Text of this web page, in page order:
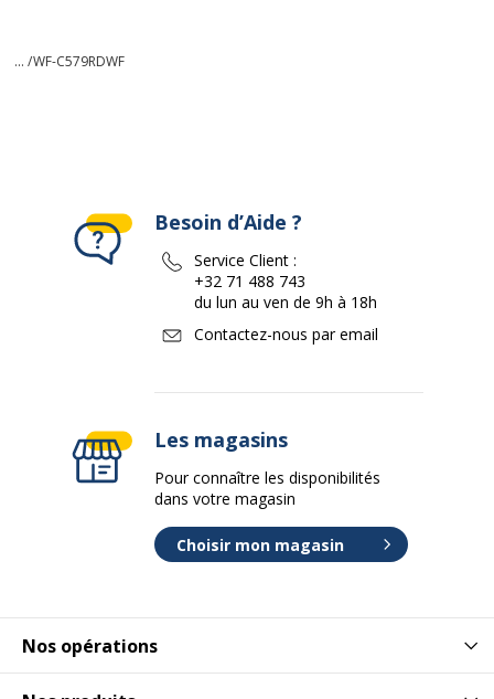
... /WF-C579RDWF
Nos opérations
Besoin d’Aide ?
Service Client :
+32 71 488 743
du lun au ven de 9h à 18h
Contactez-nous par email
Les magasins
Pour connaître les disponibilités
dans votre magasin
Choisir mon magasin